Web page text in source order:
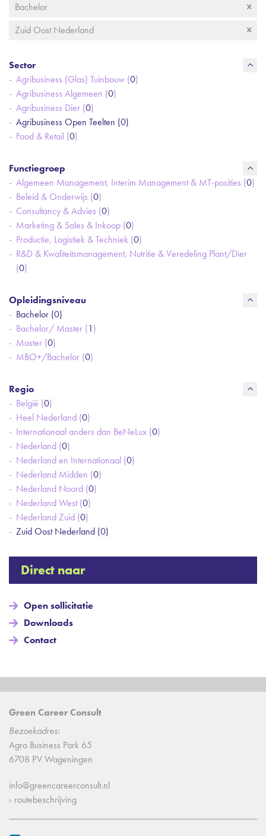
Bachelor
Zuid Oost Nederland
Sector
Agribusiness (Glas) Tuinbouw (0)
Agribusiness Algemeen (0)
Agribusiness Dier (0)
Agribusiness Open Teelten (0)
Food & Retail (0)
Functiegroep
Algemeen Management, Interim Management & MT-posities (0)
Beleid & Onderwijs (0)
Consultancy & Advies (0)
Marketing & Sales & Inkoop (0)
Productie, Logistiek & Techniek (0)
R&D & Kwaliteitsmanagement, Nutritie & Veredeling Plant/Dier
(0)
Opleidingsniveau
Bachelor (0)
Bachelor/ Master (1)
Master (0)
MBO+/Bachelor (0)
Regio
België (0)
Heel Nederland (0)
Internationaal anders dan BeNeLux (0)
Nederland (0)
Nederland en Internationaal (0)
Nederland Midden (0)
Nederland Noord (0)
Nederland West (0)
Nederland Zuid (0)
Zuid Oost Nederland (0)
Direct naar
Open sollicitatie
Downloads
Contact
Green Career Consult
Bezoekadres:
Agro Business Park 65
6708 PV Wageningen
info@greencareerconsult.nl
› routebeschrijving